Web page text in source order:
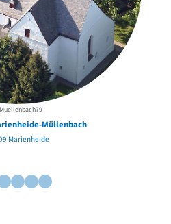
Müllenbach
Marienheide